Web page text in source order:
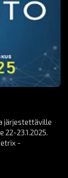
järjestettäville
23.1.2025.
-